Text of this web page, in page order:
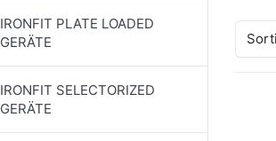
IRONFIT PLATE LOADED
GERÄTE
IRONFIT SELECTORIZED
GERÄTE